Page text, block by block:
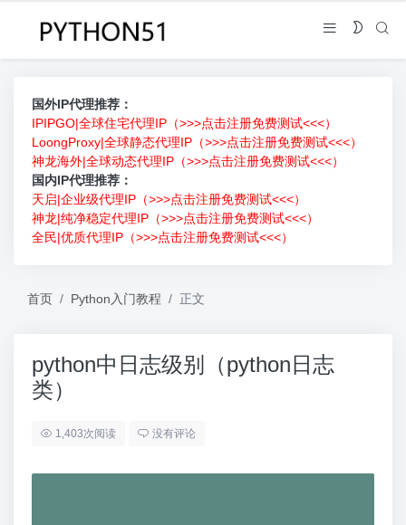
国外IP代理推荐：
IPIPGO|全球住宅代理IP（>>>点击注册免费测试<<<）
LoongProxy|全球静态代理IP（>>>点击注册免费测试<<<）
神龙海外|全球动态代理IP（>>>点击注册免费测试<<<）
国内IP代理推荐：
天启|企业级代理IP（>>>点击注册免费测试<<<）
神龙|纯净稳定代理IP（>>>点击注册免费测试<<<）
全民|优质代理IP（>>>点击注册免费测试<<<）
首页 Python入门教程 正文
python中日志级别（python日志
类）
1,403次阅读 没有评论